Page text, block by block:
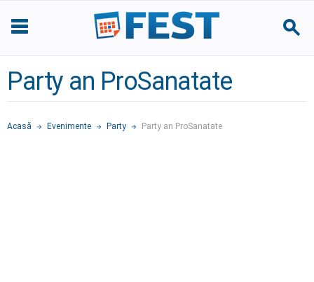
Party an ProSanatate
Acasă Evenimente Party Party an ProSanatate